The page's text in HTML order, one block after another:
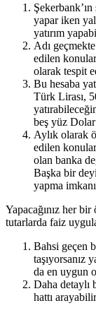
yapar iken
yatırım
Adı
edilen
olarak tespit
Bu hesaba
Türk Lirası,
beş yüz
Aylık olarak
edilen
olan banka
Başka bir
yapma
Yapacağınız her
tutarlarda faiz
Bahsi geçen
taşıyorsanız
da en uygun
Daha detaylı
hattı